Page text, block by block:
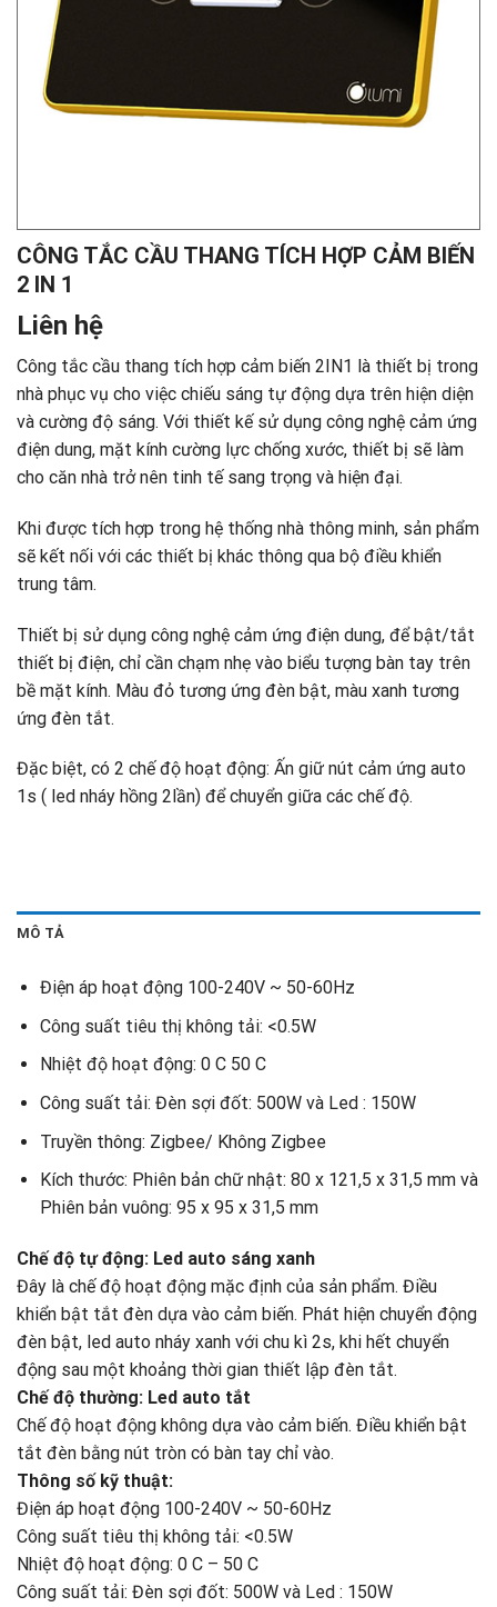
CÔNG TẮC CẦU THANG TÍCH HỢP CẢM BIẾN
2 IN 1
Liên hệ
Công tắc cầu thang tích hợp cảm biến 2IN1 là thiết bị trong
nhà phục vụ cho việc chiếu sáng tự động dựa trên hiện diện
và cường độ sáng. Với thiết kế sử dụng công nghệ cảm ứng
điện dung, mặt kính cường lực chống xước, thiết bị sẽ làm
cho căn nhà trở nên tinh tế sang trọng và hiện đại.
Khi được tích hợp trong hệ thống nhà thông minh, sản phẩm
sẽ kết nối với các thiết bị khác thông qua bộ điều khiển
trung tâm.
Thiết bị sử dụng công nghệ cảm ứng điện dung, để bật/tắt
thiết bị điện, chỉ cần chạm nhẹ vào biểu tượng bàn tay trên
bề mặt kính. Màu đỏ tương ứng đèn bật, màu xanh tương
ứng đèn tắt.
Đặc biệt, có 2 chế độ hoạt động: Ấn giữ nút cảm ứng auto
1s ( led nháy hồng 2lần) để chuyển giữa các chế độ.
MÔ TẢ
Điện áp hoạt động 100-240V ~ 50-60Hz
Công suất tiêu thị không tải: <0.5W
Nhiệt độ hoạt động: 0 C 50 C
Công suất tải: Đèn sợi đốt: 500W và Led : 150W
Truyền thông: Zigbee/ Không Zigbee
Kích thước: Phiên bản chữ nhật: 80 x 121,5 x 31,5 mm và
Phiên bản vuông: 95 x 95 x 31,5 mm
Chế độ tự động: Led auto sáng xanh
Đây là chế độ hoạt động mặc định của sản phẩm. Điều
khiển bật tắt đèn dựa vào cảm biến. Phát hiện chuyển động
đèn bật, led auto nháy xanh với chu kì 2s, khi hết chuyển
động sau một khoảng thời gian thiết lập đèn tắt.
Chế độ thường: Led auto tắt
Chế độ hoạt động không dựa vào cảm biến. Điều khiển bật
tắt đèn bằng nút tròn có bàn tay chỉ vào.
Thông số kỹ thuật:
Điện áp hoạt động 100-240V ~ 50-60Hz
Công suất tiêu thị không tải: <0.5W
Nhiệt độ hoạt động: 0 C – 50 C
Công suất tải: Đèn sợi đốt: 500W và Led : 150W